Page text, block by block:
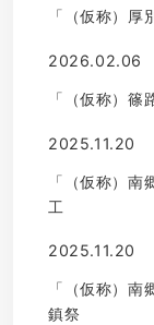
「（仮称）
2026.02.06
「（仮称）
2025.11.20
「（仮称）
工
2025.11.20
「（仮称）
鎮祭